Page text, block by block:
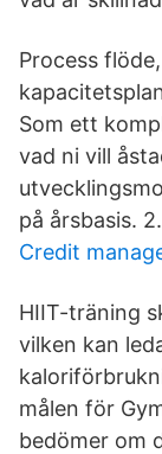
Process
Som ett
vad ni vill
på årsbasis.
Credit
HIIT-träning
vilken kan
målen för
bedömer om